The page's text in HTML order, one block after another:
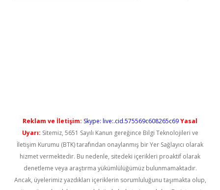
Reklam ve İletişim: Skype: live:.cid.575569c608265c69Yasal
Uyarı: Sitemiz, 5651 Sayılı Kanun gereğince Bilgi Teknolojileri ve
İletişim Kurumu (BTK) tarafından onaylanmış bir Yer Sağlayıcı olarak
hizmet vermektedir. Bu nedenle, sitedeki içerikleri proaktif olarak
denetleme veya araştırma yükümlülüğümüz bulunmamaktadır.
Ancak, üyelerimiz yazdıkları içeriklerin sorumluluğunu taşımakta olup,